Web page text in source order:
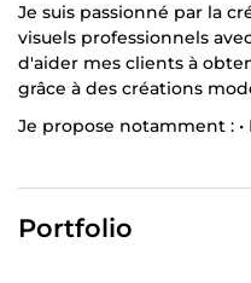
Je suis passionné par la
visuels professionnels
d'aider mes clients à
grâce à des créations
Je propose notamment : •
Je travaille avec sérieux,
l'écoute de vos besoins
Portfolio